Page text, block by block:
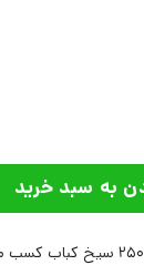
| انتشارات
به سبد خرید
250 سیخ کباب کسب